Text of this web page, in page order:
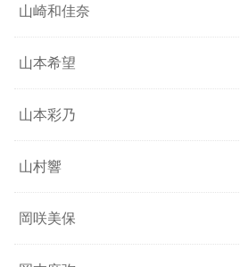
山崎和佳奈
山本希望
山本彩乃
山村響
岡咲美保